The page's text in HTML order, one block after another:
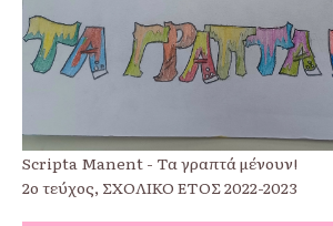
Scripta Manent - Τα γραπτά μένουν!
2ο τεύχος, ΣΧΟΛΙΚΟ ΕΤΟΣ 2022-2023